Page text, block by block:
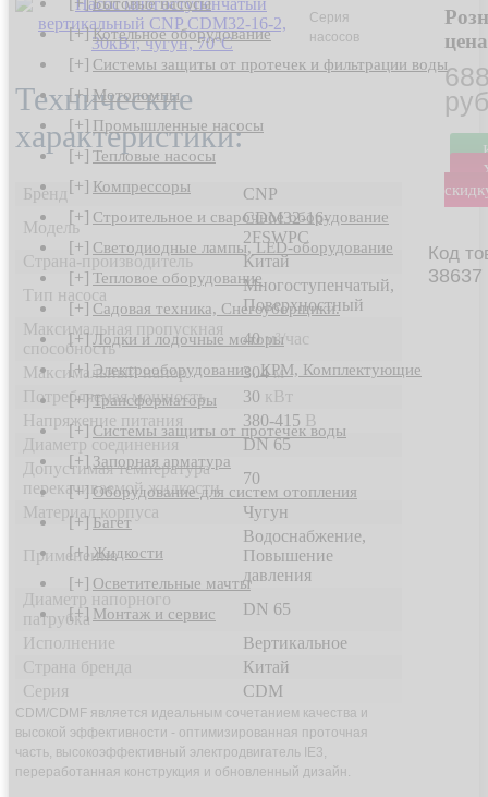
[+]Котельное оборудование
[+] Системы защиты от протечек и фильтрации воды
[+] Мотопомпы
[+] Промышленные насосы
[+] Тепловые насосы
[+] Компрессоры
[+] Строительное и сварочное оборудование
[+] Светодиодные лампы, LED-оборудование
[+] Тепловое оборудование
[+] Садовая техника, Снегоуборщики.
[+] Лодки и лодочные моторы
[+]Электрооборудование, КРМ, Комплектующие
[+]Трансформаторы
[+] Системы защиты от протечек воды
[+] Запорная арматура
[+] Оборудование для систем отопления
[+] Багет
[+]Жидкости
[+] Осветительные мачты
[+] Монтаж и сервис
Технические
характеристики:
Бренд
CNP
Модель
CDM32-16-
2FSWPC
Страна-производитель
Китай
Тип насоса
Многоступенчатый,
Поверхностный
Максимальная пропускная
способность
40м³/час
Максимальный напор
304м
Потребляемая мощность
30 кВт
Напряжение питания
380-415 В
Диаметр соединения
DN 65
Допустимая температура
перекачиваемой жидкости
70
Материал корпуса
Чугун
Применение
Водоснабжение,
Повышение
давления
Диаметр напорного
патрубка
DN 65
Исполнение
Вертикальное
Страна бренда
Китай
Серия
CDM
Серия
насосов
CDM/CDMF является идеальным сочетанием качества и
высокой эффективности - оптимизированная проточная
часть, высокоэффективный электродвигатель IE3,
переработанная конструкция и обновленный дизайн.
цена
руб
Код
38637